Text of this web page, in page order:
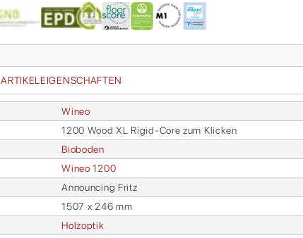
ARTIKELEIGENSCHAFTEN
Wi­neo
1200 Wood XL Ri­gid-Core zum Kli­cken
Bio­bo­den
Wi­neo 1200
An­noun­cing Fritz
1507 x 246 mm
Holz­op­tik